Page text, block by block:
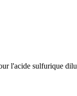
l'acide sulfurique